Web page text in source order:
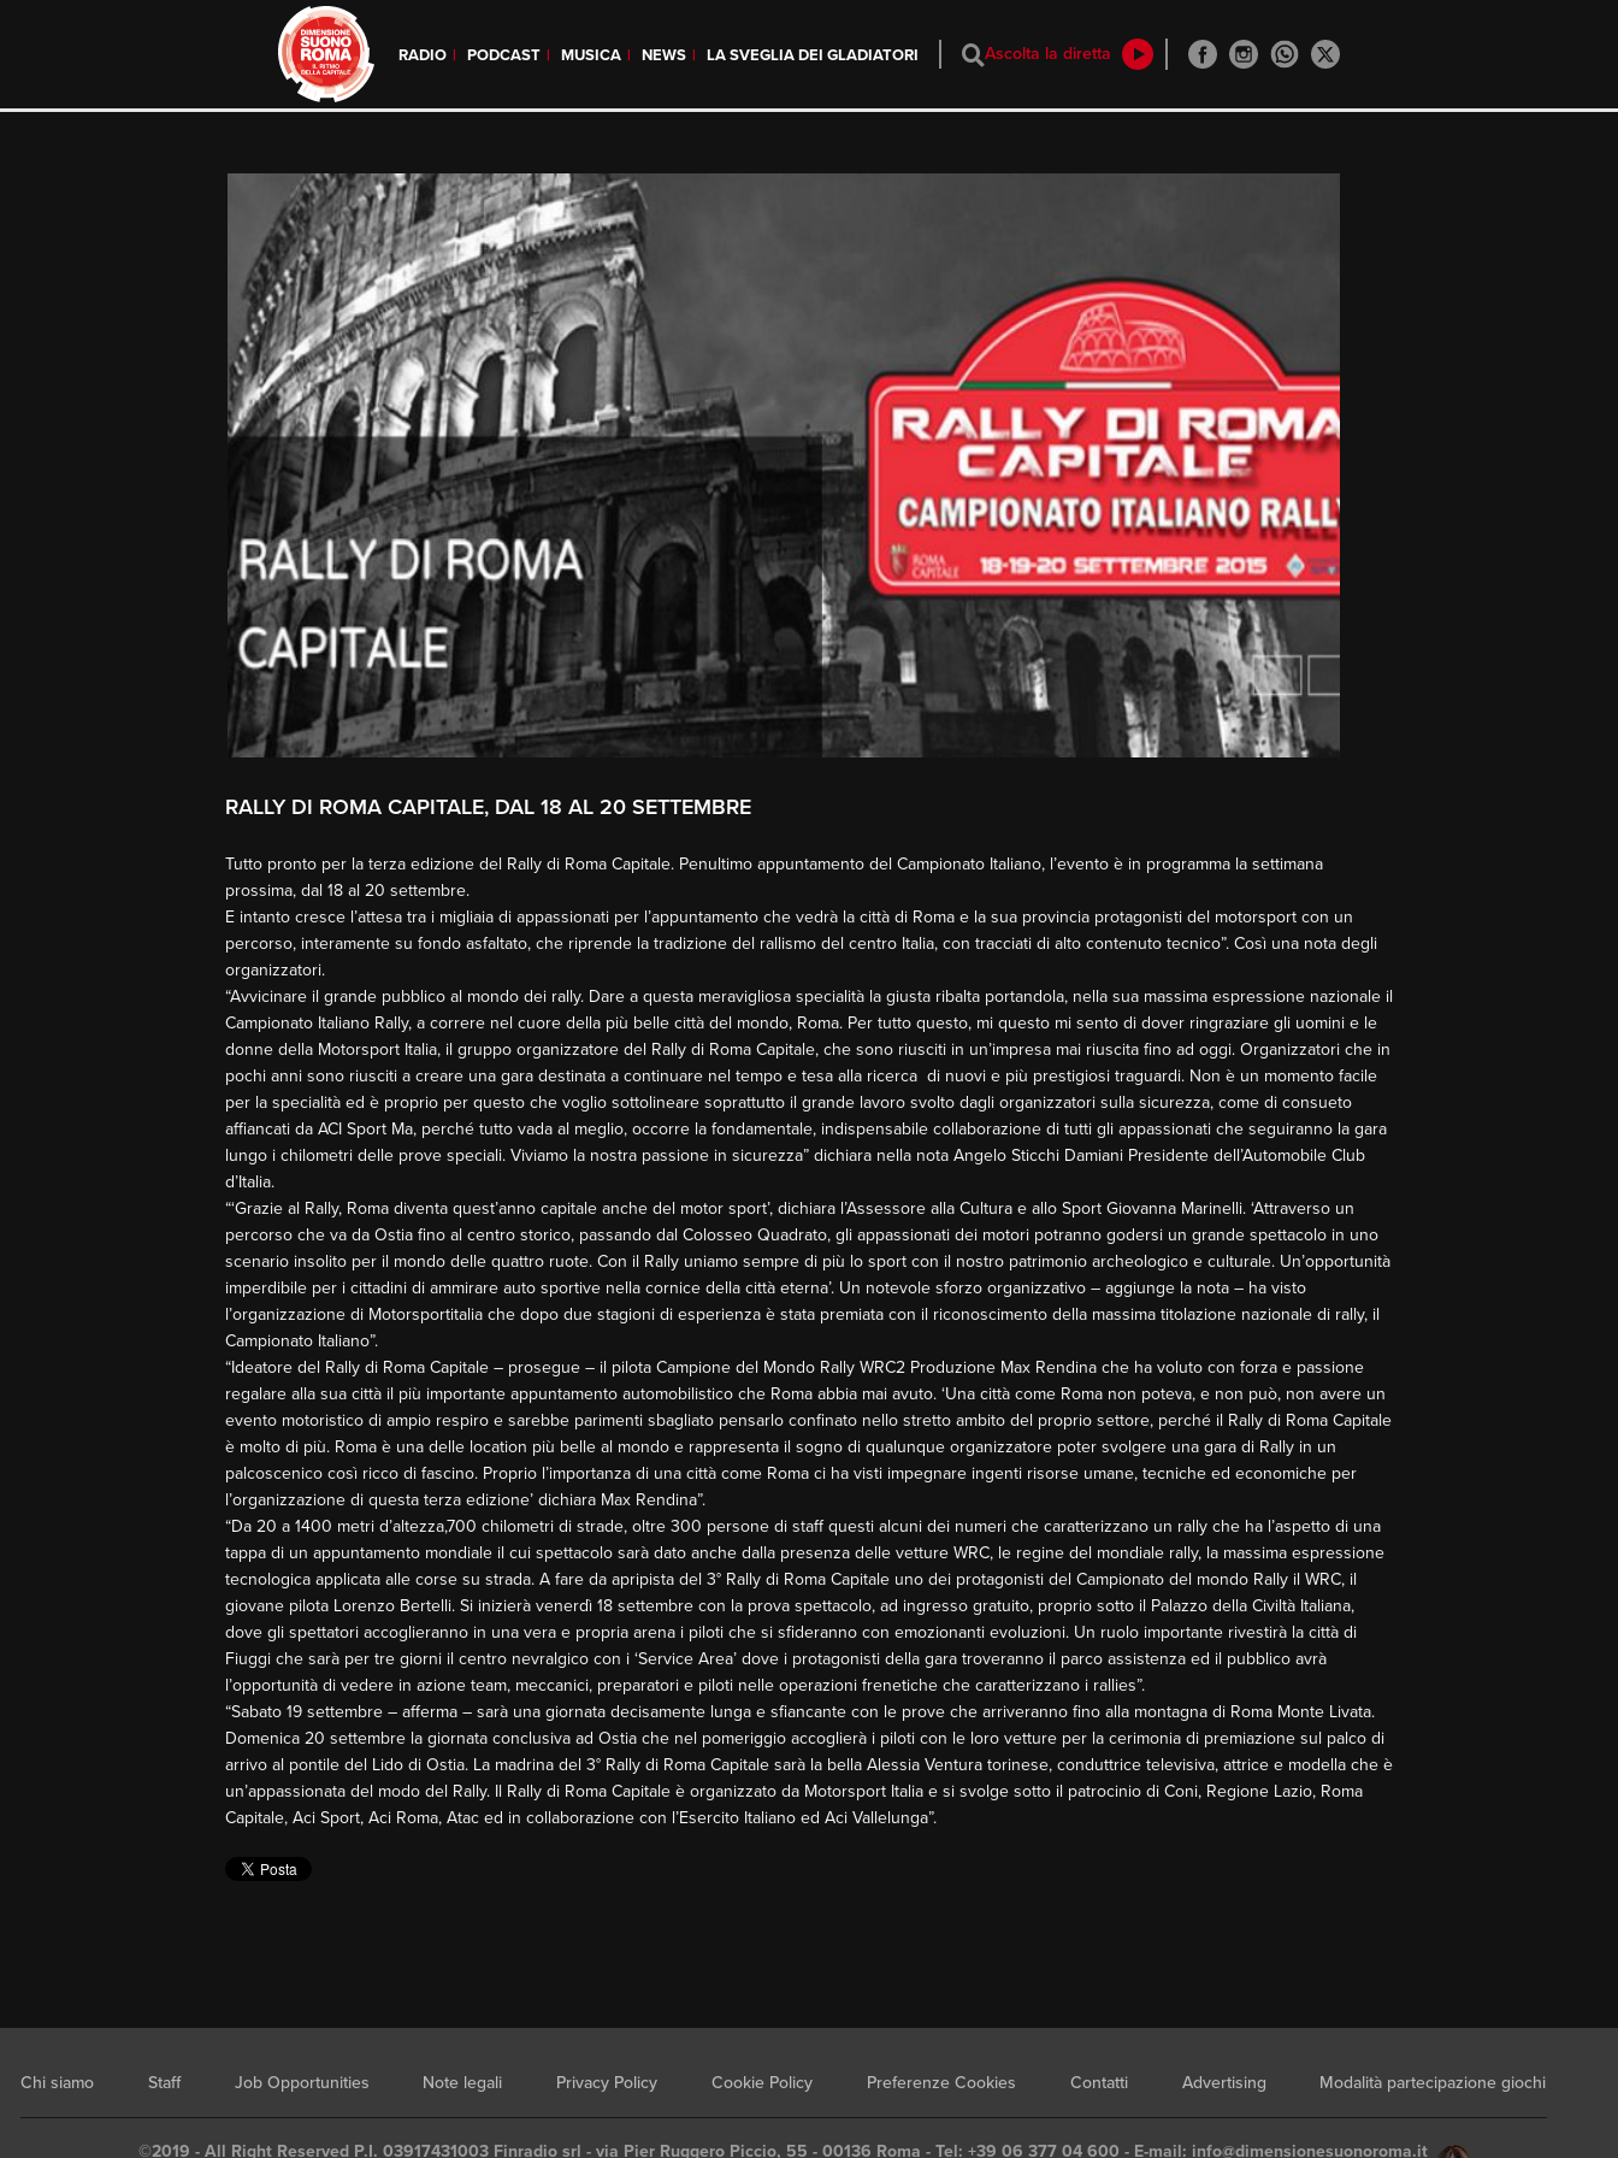
RADIO PODCAST MUSICA NEWS LA SVEGLIA DEI GLADIATORI Ascolta la diretta
RALLY DI ROMA CAPITALE, DAL 18 AL 20 SETTEMBRE
Tutto pronto per la terza edizione del Rally di Roma Capitale. Penultimo appuntamento del Campionato Italiano, l’evento è in programma la settimana
prossima, dal 18 al 20 settembre.
E intanto cresce l’attesa tra i migliaia di appassionati per l’appuntamento che vedrà la città di Roma e la sua provincia protagonisti del motorsport con un
percorso, interamente su fondo asfaltato, che riprende la tradizione del rallismo del centro Italia, con tracciati di alto contenuto tecnico”. Così una nota degli
organizzatori.
“Avvicinare il grande pubblico al mondo dei rally. Dare a questa meravigliosa specialità la giusta ribalta portandola, nella sua massima espressione nazionale il
Campionato Italiano Rally, a correre nel cuore della più belle città del mondo, Roma. Per tutto questo, mi questo mi sento di dover ringraziare gli uomini e le
donne della Motorsport Italia, il gruppo organizzatore del Rally di Roma Capitale, che sono riusciti in un’impresa mai riuscita fino ad oggi. Organizzatori che in
pochi anni sono riusciti a creare una gara destinata a continuare nel tempo e tesa alla ricerca di nuovi e più prestigiosi traguardi. Non è un momento facile
per la specialità ed è proprio per questo che voglio sottolineare soprattutto il grande lavoro svolto dagli organizzatori sulla sicurezza, come di consueto
affiancati da ACI Sport Ma, perché tutto vada al meglio, occorre la fondamentale, indispensabile collaborazione di tutti gli appassionati che seguiranno la gara
lungo i chilometri delle prove speciali. Viviamo la nostra passione in sicurezza” dichiara nella nota Angelo Sticchi Damiani Presidente dell’Automobile Club
d’Italia.
“‘Grazie al Rally, Roma diventa quest’anno capitale anche del motor sport’, dichiara l’Assessore alla Cultura e allo Sport Giovanna Marinelli. ‘Attraverso un
percorso che va da Ostia fino al centro storico, passando dal Colosseo Quadrato, gli appassionati dei motori potranno godersi un grande spettacolo in uno
scenario insolito per il mondo delle quattro ruote. Con il Rally uniamo sempre di più lo sport con il nostro patrimonio archeologico e culturale. Un’opportunità
imperdibile per i cittadini di ammirare auto sportive nella cornice della città eterna’. Un notevole sforzo organizzativo – aggiunge la nota – ha visto
l’organizzazione di Motorsportitalia che dopo due stagioni di esperienza è stata premiata con il riconoscimento della massima titolazione nazionale di rally, il
Campionato Italiano”.
“Ideatore del Rally di Roma Capitale – prosegue – il pilota Campione del Mondo Rally WRC2 Produzione Max Rendina che ha voluto con forza e passione
regalare alla sua città il più importante appuntamento automobilistico che Roma abbia mai avuto. ‘Una città come Roma non poteva, e non può, non avere un
evento motoristico di ampio respiro e sarebbe parimenti sbagliato pensarlo confinato nello stretto ambito del proprio settore, perché il Rally di Roma Capitale
è molto di più. Roma è una delle location più belle al mondo e rappresenta il sogno di qualunque organizzatore poter svolgere una gara di Rally in un
palcoscenico così ricco di fascino. Proprio l’importanza di una città come Roma ci ha visti impegnare ingenti risorse umane, tecniche ed economiche per
l’organizzazione di questa terza edizione’ dichiara Max Rendina”.
“Da 20 a 1400 metri d’altezza,700 chilometri di strade, oltre 300 persone di staff questi alcuni dei numeri che caratterizzano un rally che ha l’aspetto di una
tappa di un appuntamento mondiale il cui spettacolo sarà dato anche dalla presenza delle vetture WRC, le regine del mondiale rally, la massima espressione
tecnologica applicata alle corse su strada. A fare da apripista del 3° Rally di Roma Capitale uno dei protagonisti del Campionato del mondo Rally il WRC, il
giovane pilota Lorenzo Bertelli. Si inizierà venerdì 18 settembre con la prova spettacolo, ad ingresso gratuito, proprio sotto il Palazzo della Civiltà Italiana,
dove gli spettatori accoglieranno in una vera e propria arena i piloti che si sfideranno con emozionanti evoluzioni. Un ruolo importante rivestirà la città di
Fiuggi che sarà per tre giorni il centro nevralgico con i ‘Service Area’ dove i protagonisti della gara troveranno il parco assistenza ed il pubblico avrà
l’opportunità di vedere in azione team, meccanici, preparatori e piloti nelle operazioni frenetiche che caratterizzano i rallies”.
“Sabato 19 settembre – afferma – sarà una giornata decisamente lunga e sfiancante con le prove che arriveranno fino alla montagna di Roma Monte Livata.
Domenica 20 settembre la giornata conclusiva ad Ostia che nel pomeriggio accoglierà i piloti con le loro vetture per la cerimonia di premiazione sul palco di
arrivo al pontile del Lido di Ostia. La madrina del 3° Rally di Roma Capitale sarà la bella Alessia Ventura torinese, conduttrice televisiva, attrice e modella che è
un’appassionata del modo del Rally. Il Rally di Roma Capitale è organizzato da Motorsport Italia e si svolge sotto il patrocinio di Coni, Regione Lazio, Roma
Capitale, Aci Sport, Aci Roma, Atac ed in collaborazione con l’Esercito Italiano ed Aci Vallelunga”.
Chi siamo Staff Job Opportunities Note legali Privacy Policy Cookie Policy Preferenze Cookies Contatti Advertising Modalità partecipazione giochi
©2019 - All Right Reserved P.I. 03917431003 Finradio srl - via Pier Ruggero Piccio, 55 - 00136 Roma - Tel: +39 06 377 04 600 - E-mail: info@dimensionesuonoroma.it